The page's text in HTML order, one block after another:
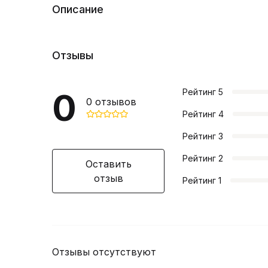
Описание
Отзывы
0 0 отзывов
Оставить
отзыв
Рейтинг5
Рейтинг4
Рейтинг3
Рейтинг2
Рейтинг1
Отзывы отсутствуют